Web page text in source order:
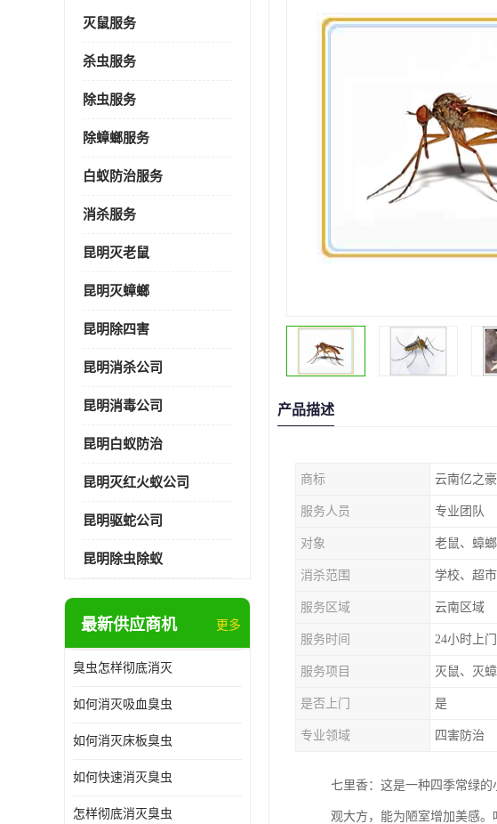
灭鼠服务
杀虫服务
除虫服务
除蟑螂服务
白蚁防治服务
消杀服务
昆明灭老鼠
昆明灭蟑螂
昆明除四害
昆明消杀公司
昆明消毒公司
昆明白蚁防治
昆明灭红火蚁公司
昆明驱蛇公司
昆明除虫除蚁
最新供应商机 更多
臭虫怎样彻底消灭
如何消灭吸血臭虫
如何消灭床板臭虫
如何快速消灭臭虫
怎样彻底消灭臭虫
产品描述
商标 云南亿之豪
服务人员 专业团队
对象 老鼠、蟑
消杀范围 学校、超
服务区域 云南区域
服务时间 24小时上
服务项目 灭鼠、灭
是否上门 是
专业领域 四害防治
七里香：这是一种四季常绿
观大方，能为陋室增加美感。